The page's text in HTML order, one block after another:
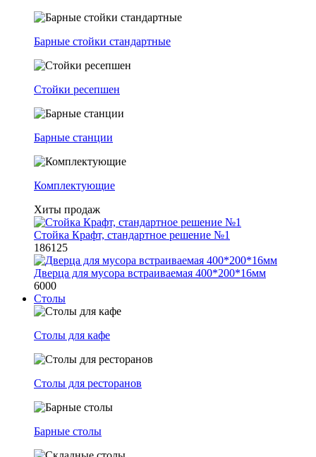
Барные стойки стандартные
Стойки ресепшен
Барные станции
Комплектующие
Хиты продаж
Стойка Крафт, стандартное решение №1
186125
Дверца для мусора встраиваемая 400*200*16мм
6000
Столы
Столы для кафе
Столы для ресторанов
Барные столы